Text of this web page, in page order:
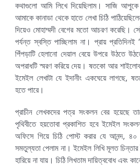
কথাগুলো আমি লিখে দিয়েছিলাম। সাজি
আমাকে কানাডা থেকে হাতে লেখা চিঠি
দিয়েও মোহাম্মদী বেগের মতো আচরণ করেছি।
পর্যন্ত স্বস্তি পাচ্ছিলাম না। প্রায় প্রতিদিনই
পিঁপড়াটি হেলানো দেয়াল বেয়ে উপরে উঠতে
অপরাধটি স্মরণ করিয়ে দেয়। ষতকো আর
ইমেইল লেখাটা যে ইদানীং একঘেয়ে লাগছে,
হতে পারে।
প্রাচীন লেখকদের পত্র সংকলন বের হয়েছে
পৃথিবীতে হয়তোবা প্রকাশিত হবে ইমেইল
অফিসে গিয়ে চিঠি পোস্ট করার যে আনন্দ, ৪০
সমতুল্যতা পেলাম না। ইমেইল লিখি মূলত
হারিয়ে না যায়। চিঠি লিখতাম দায়িত্ববোধ এবং